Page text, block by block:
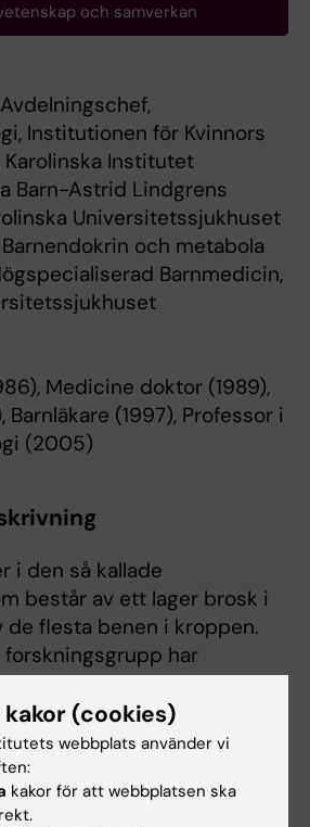
och samverkan
Institutionen för Kvinnors
Karolinska Institutet
Barn-Astrid Lindgrens
Universitetssjukhuset
och metabola
Barnmedicin,
Medicine doktor (1989),
Barnläkare (1997), Professor i
(2005)
i den så kallade
består av ett lager brosk i
de flesta benen i kroppen.
forskningsgrupp har
och har
visa hur längdtillväxten
Forskningsresultaten
metoder att behandla barn
avvikande längdtillväxt.
(cookies)
webbplats använder vi
kakor för att webbplatsen ska